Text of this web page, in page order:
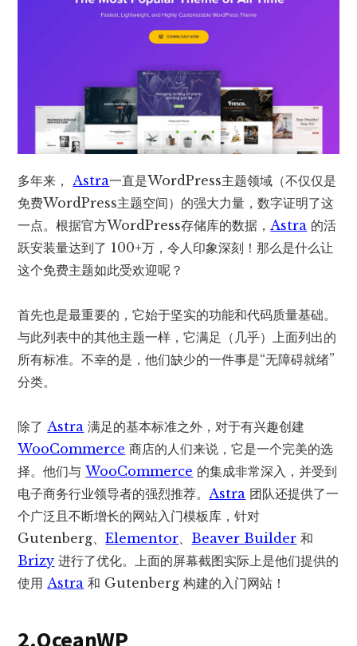
多年来， Astra一直是WordPress主题领域（不仅仅是
免费WordPress主题空间）的强大力量，数字证明了这
一点。根据官方WordPress存储库的数据， Astra 的活
跃安装量达到了 100+万，令人印象深刻！那么是什么让
这个免费主题如此受欢迎呢？
首先也是最重要的，它始于坚实的功能和代码质量基础。
与此列表中的其他主题一样，它满足（几乎）上面列出的
所有标准。不幸的是，他们缺少的一件事是“无障碍就绪”
分类。
除了 Astra 满足的基本标准之外，对于有兴趣创建
WooCommerce 商店的人们来说，它是一个完美的选
择。他们与WooCommerce 的集成非常深入，并受到
电子商务行业领导者的强烈推荐。 Astra 团队还提供了一
个广泛且不断增长的网站入门模板库，针对
Gutenberg、Elementor Beaver Builder 和
Brizy 进行了优化。上面的屏幕截图实际上是他们提供的
使用 Astra 和 Gutenberg 构建的入门网站！
2.OceanWP